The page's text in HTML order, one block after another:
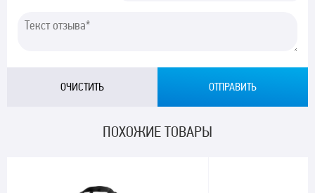
ПОХОЖИЕ ТОВАРЫ